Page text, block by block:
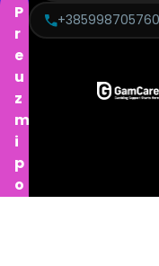
P
r
e
u
z
m
i
p
o
+385998705760